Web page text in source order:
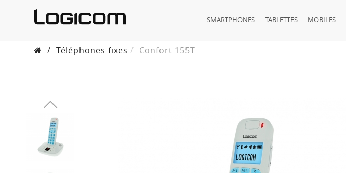
SMARTPHONES TABLETTES MOBILES
/ Téléphones fixes Confort 155T